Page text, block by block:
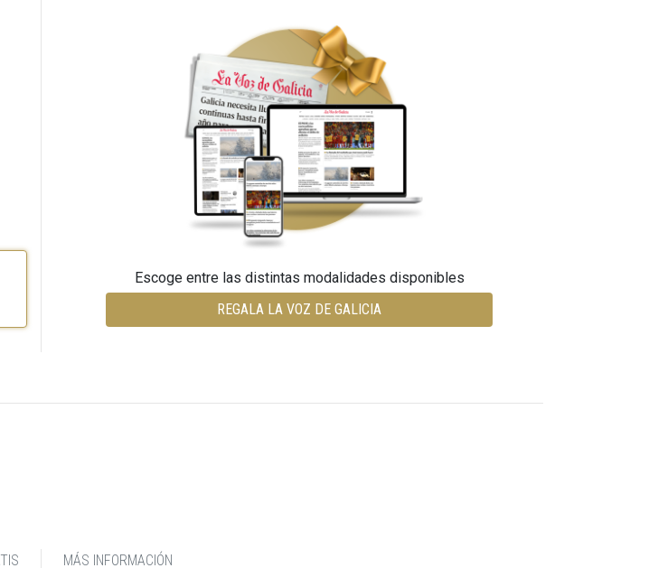
Escoge entre las distintas modalidades disponibles
REGALA LA VOZ DE GALICIA
MÁS INFORMACIÓN